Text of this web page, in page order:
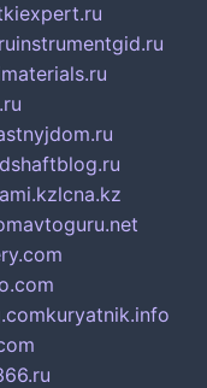
instrumentgid.ru
lcna.kz
avtoguru.net
kuryatnik.info